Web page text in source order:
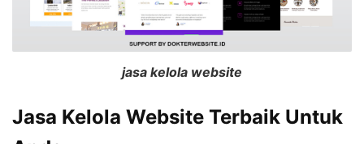
jasa kelola website
Jasa Kelola Website Terbaik Untuk